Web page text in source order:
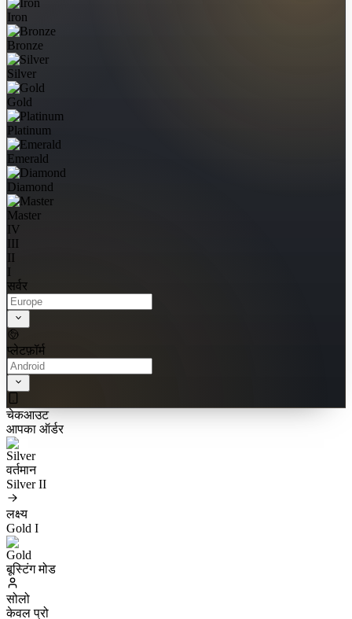
Iron
Bronze
Silver
Gold
Platinum
Emerald
Diamond
Master
IV
III
II
I
सर्वर
प्लेटफ़ॉर्म
चेकआउट
आपका ऑर्डर
वर्तमान
Silver II
लक्ष्य
Gold I
बूस्टिंग मोड
सोलो
केवल प्रो